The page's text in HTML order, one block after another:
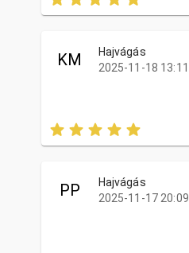
KM
Hajvágás
2025-11-18 13:11
PP
Hajvágás
2025-11-17 20:09